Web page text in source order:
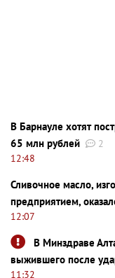
В Барнауле хотят
65 млн рублей
2
12:48
Сливочное масло,
предприятием,
12:07
В Минздраве
выжившего после
11:32